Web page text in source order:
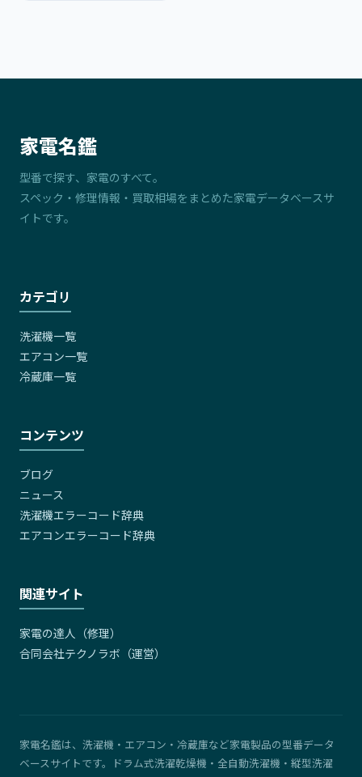
家電名鑑
型番で探す、家電のすべて。
スペック・修理情報・買取相場をまとめた家電データベースサ
イトです。
カテゴリ
洗濯機一覧
エアコン一覧
冷蔵庫一覧
コンテンツ
ブログ
ニュース
洗濯機エラーコード辞典
エアコンエラーコード辞典
関連サイト
家電の達人（修理）
合同会社テクノラボ（運営）
家電名鑑は、洗濯機・エアコン・冷蔵庫など家電製品の型番データ
ベースサイトです。ドラム式洗濯乾燥機・全自動洗濯機・縦型洗濯